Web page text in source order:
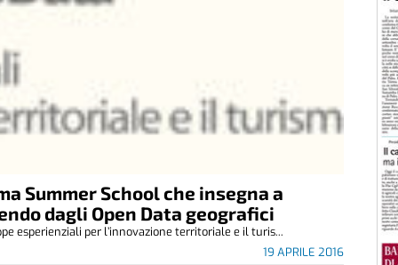
Summer School che insegna a
dagli Open Data geografici
19 APRILE 2016
esperienziali per l’innovazione territoriale e il turis...